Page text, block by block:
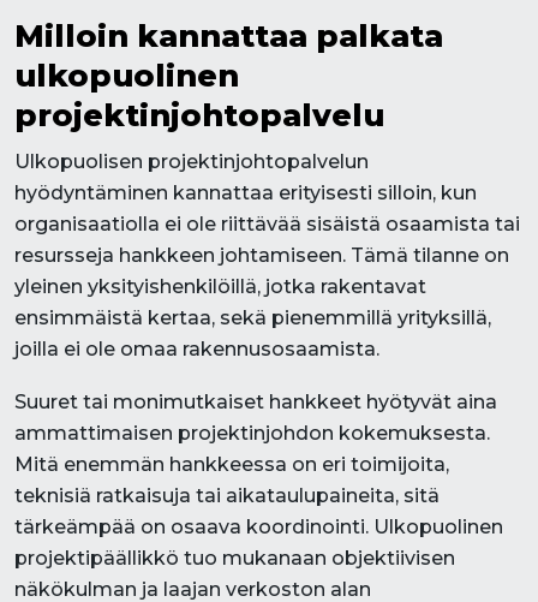
Milloin kannattaa palkata
ulkopuolinen
projektinjohtopalvelu
Ulkopuolisen projektinjohtopalvelun
hyödyntäminen kannattaa erityisesti silloin, kun
organisaatiolla ei ole riittävää sisäistä osaamista tai
resursseja hankkeen johtamiseen. Tämä tilanne on
yleinen yksityishenkilöillä, jotka rakentavat
ensimmäistä kertaa, sekä pienemmillä yrityksillä,
joilla ei ole omaa rakennusosaamista.
Suuret tai monimutkaiset hankkeet hyötyvät aina
ammattimaisen projektinjohdon kokemuksesta.
Mitä enemmän hankkeessa on eri toimijoita,
teknisiä ratkaisuja tai aikataulupaineita, sitä
tärkeämpää on osaava koordinointi. Ulkopuolinen
projektipäällikkö tuo mukanaan objektiivisen
näkökulman ja laajan verkoston alan